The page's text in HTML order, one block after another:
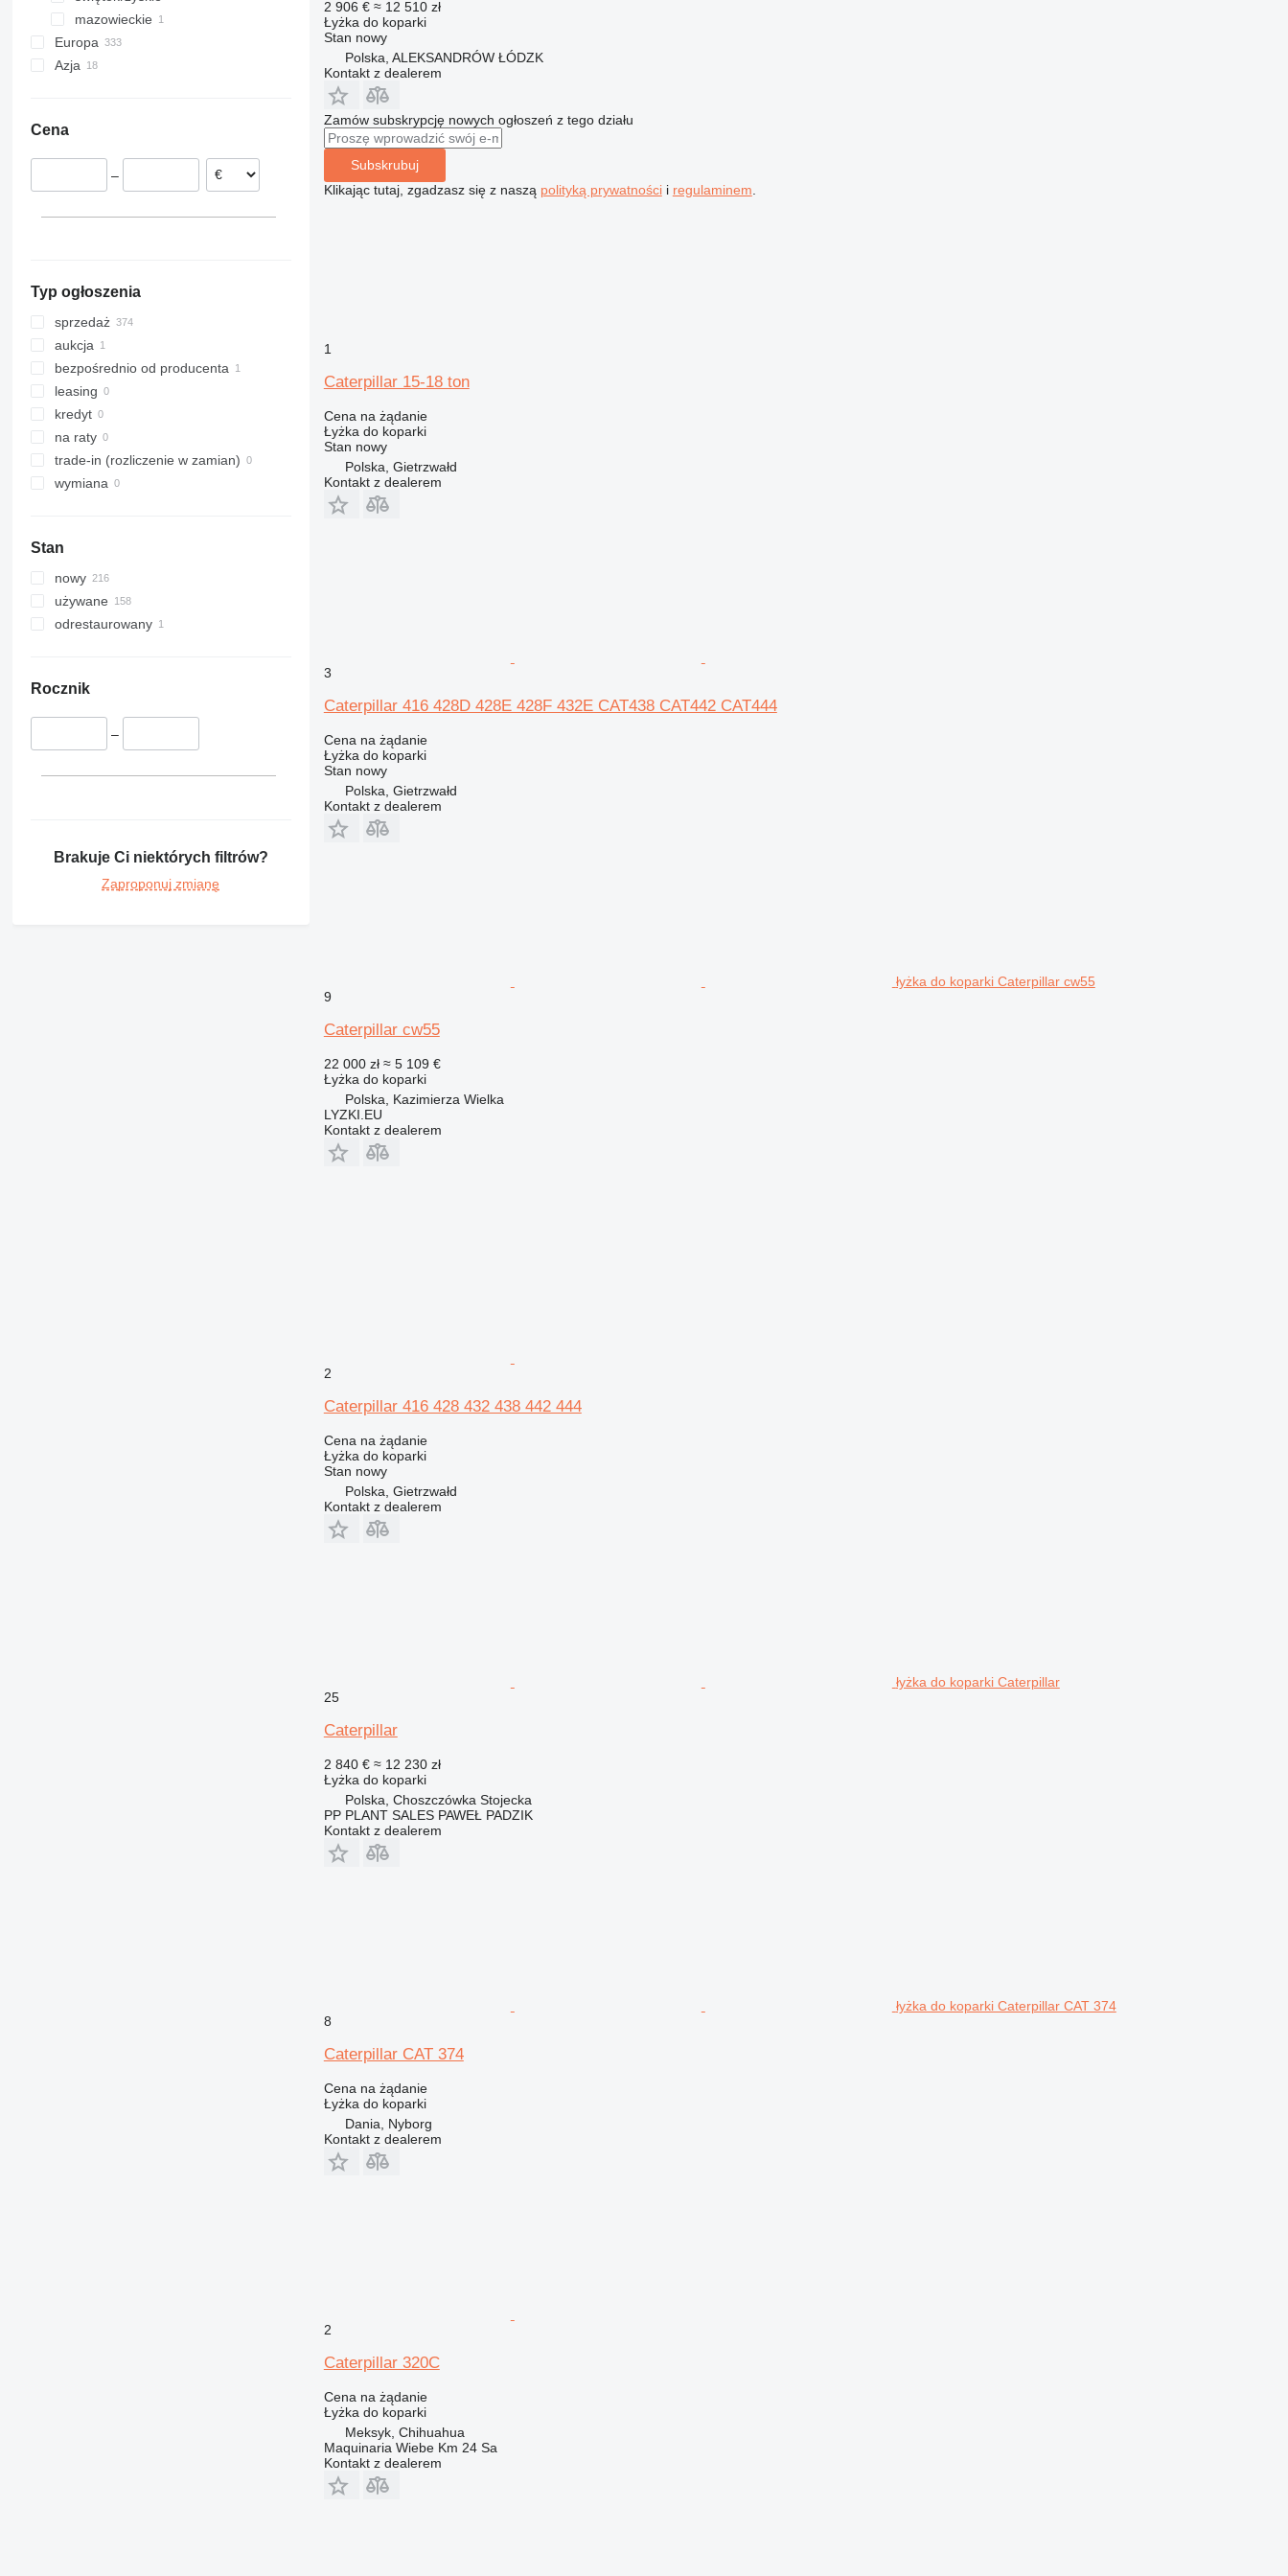
325B
325C
325D
326
326D
329
329D
330
330GC
345D
349
349DL
416
420
428
428D
428E
428F
432
432E
432F
438
444
DE
F-series
M-series
M320
M322
Pińczów
mazowieckie
Mińsk Mazowiecki
Europa
Włochy
Hiszpania
Azja
Cena
–
Typ ogłoszenia
sprzedaż
aukcja
bezpośrednio od producenta
leasing
kredyt
na raty
trade-in (rozliczenie w zamian)
wymiana
Stan
nowy
używane
odrestaurowany
Rocznik
–
Brakuje Ci niektórych filtrów?
Zaproponuj zmianę
2 906 € ≈ 12 510 zł
Łyżka do koparki
Stan nowy
Polska, ALEKSANDRÓW ŁÓDZK
Kontakt z dealerem
Zamów subskrypcję nowych ogłoszeń z tego działu
Subskrubuj
Klikając tutaj, zgadzasz się z naszą polityką prywatnościi regulaminem
1
Caterpillar 15-18 ton
Cena na żądanie
Łyżka do koparki
Stan nowy
Polska, Gietrzwałd
Kontakt z dealerem
3
Caterpillar 416 428D 428E 428F 432E CAT438 CAT442 CAT444
Cena na żądanie
Łyżka do koparki
Stan nowy
Polska, Gietrzwałd
Kontakt z dealerem
łyżka do koparki Caterpillar cw55
9
Caterpillar cw55
22 000 zł ≈ 5 109 €
Łyżka do koparki
Polska, Kazimierza Wielka
LYZKI.EU
Kontakt z dealerem
2
Caterpillar 416 428 432 438 442 444
Cena na żądanie
Łyżka do koparki
Stan nowy
Polska, Gietrzwałd
Kontakt z dealerem
łyżka do koparki Caterpillar
25
Caterpillar
2 840 € ≈ 12 230 zł
Łyżka do koparki
Polska, Choszczówka Stojecka
PP PLANT SALES PAWEŁ PADZIK
Kontakt z dealerem
łyżka do koparki Caterpillar CAT 374
8
Caterpillar CAT 374
Cena na żądanie
Łyżka do koparki
Dania, Nyborg
Kontakt z dealerem
2
Caterpillar 320C
Cena na żądanie
Łyżka do koparki
Meksyk, Chihuahua
Maquinaria Wiebe Km 24 Sa
Kontakt z dealerem